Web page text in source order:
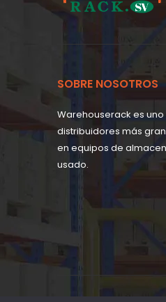
SOBRE NOSOTROS
Warehouserack es uno
distribuidores más
en equipos de
usado.